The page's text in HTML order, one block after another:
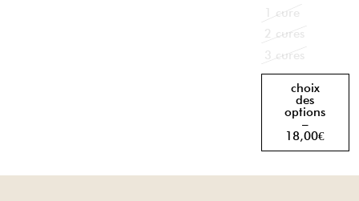
1 cure
2 cures
3 cures
choix
des
options
–
18,00€